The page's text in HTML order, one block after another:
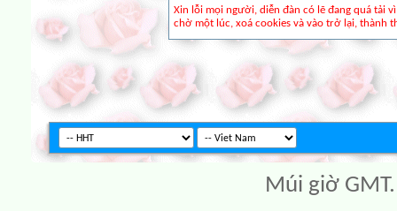
Xin lỗi mọi người, diễn đàn có lẽ đang quá tải
chờ một lúc, xoá cookies và vào trở lại, thành
Múi giờ